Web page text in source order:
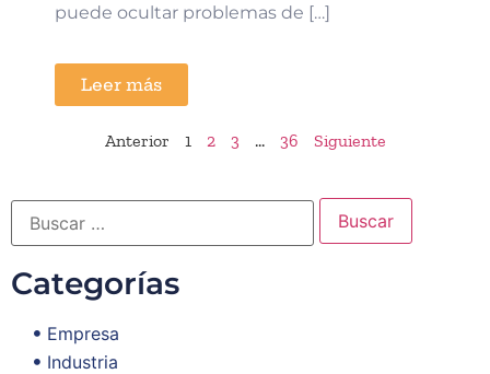
puede ocultar problemas de […]
Leer más
Anterior 1 2 3 … 36 Siguiente
Categorías
Empresa
Industria